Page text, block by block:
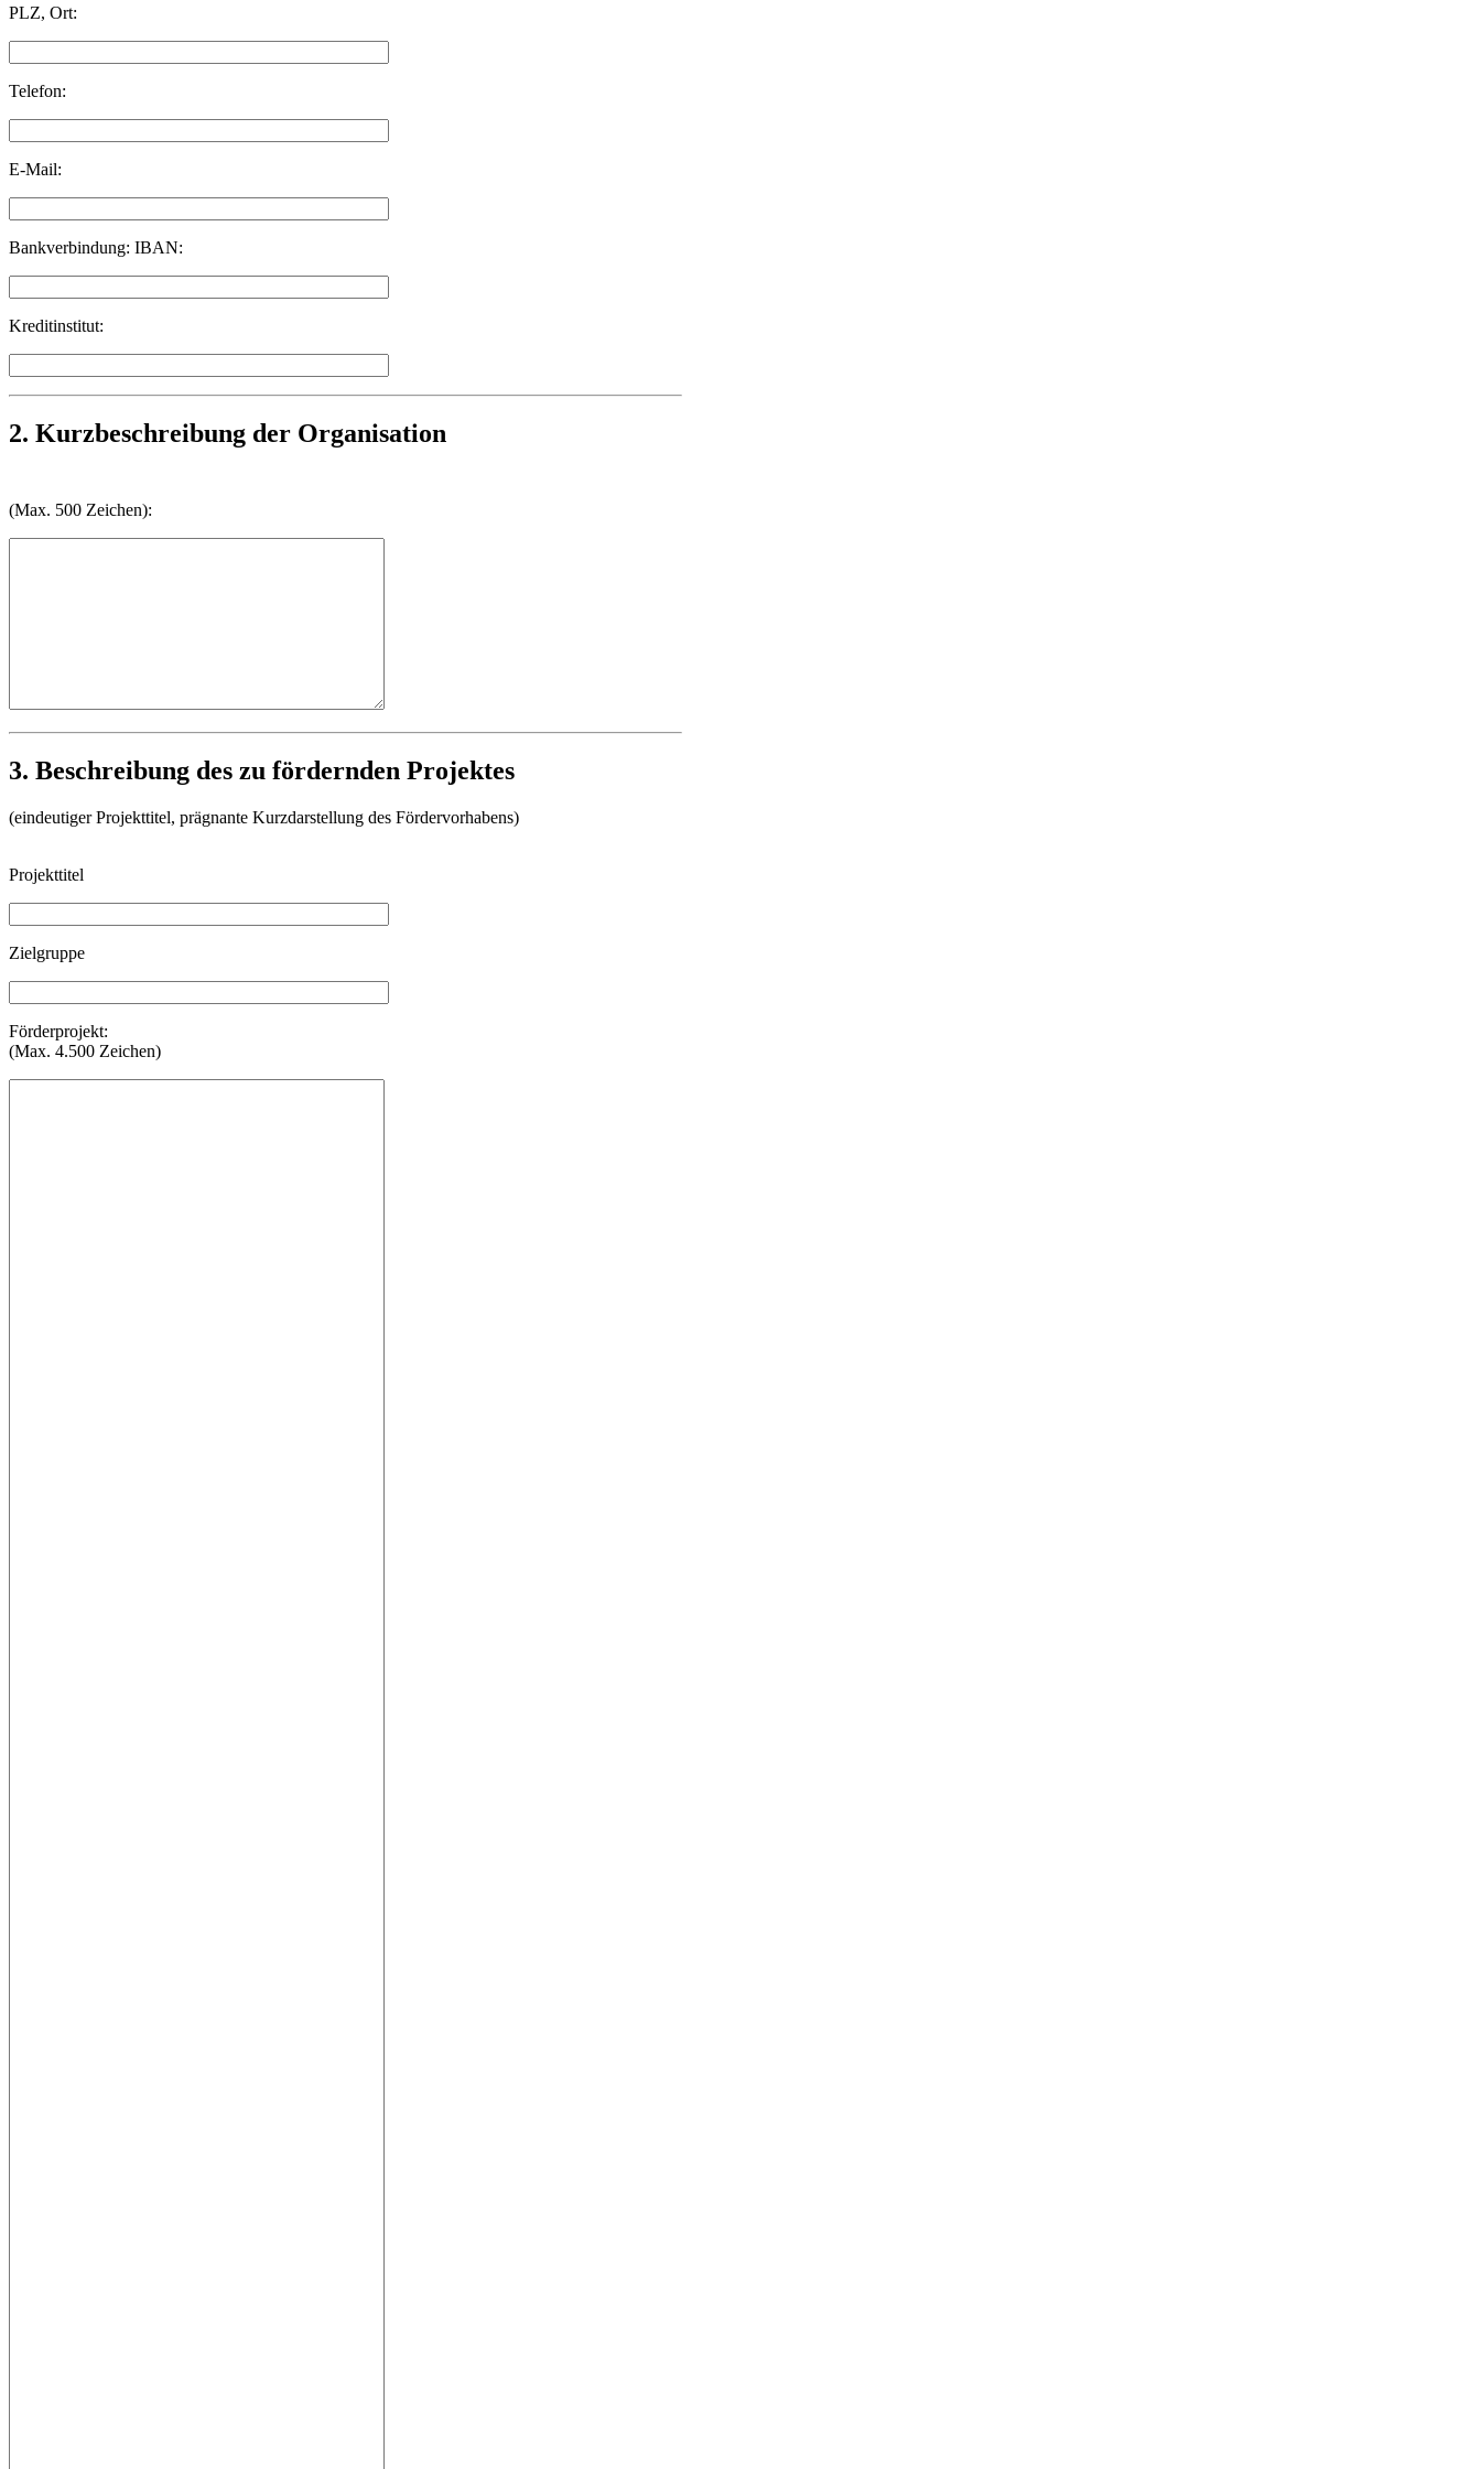
PLZ, Ort:
Telefon:
E-Mail:
Bankverbindung: IBAN:
Kreditinstitut:
2. Kurzbeschreibung der Organisation
(Max. 500 Zeichen):
3. Beschreibung des zu fördernden Projektes
(eindeutiger Projekttitel, prägnante Kurzdarstellung des Fördervorhabens)
Projekttitel
Zielgruppe
Förderprojekt:
(Max. 4.500 Zeichen)